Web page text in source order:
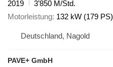
2019
3’850 M/Std.
Motorleistung 132 kW (179 PS)
Deutschland, Nagold
PAVE+ GmbH